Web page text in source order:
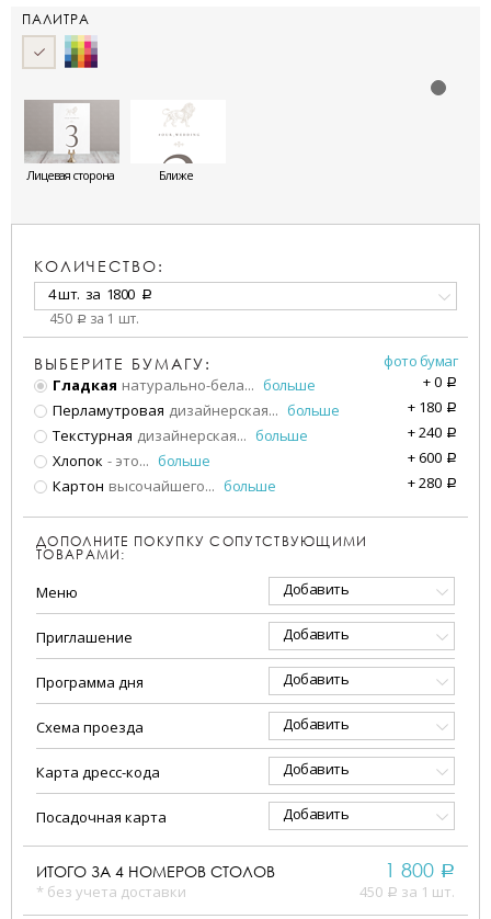
ПАЛИТРА
Лицевая сторона Ближе
КОЛИЧЕСТВО:
4 шт. за 1800 a
450 a за 1 шт.
ВЫБЕРИТЕ БУМАГУ:
фото бумаг
Гладкая натурально-бела... больше +0 a
Перламутровая дизайнерская... больше + 180 a
Текстурная дизайнерская... больше +240 a
Хлопок - это... больше +600 a
Картон высочайшего... больше +280 a
ДОПОЛНИТЕ ПОКУПКУ СОПУТСТВУЮЩИМИ
ТОВАРАМИ:
Меню Добавить
Приглашение Добавить
Программа дня Добавить
Схема проезда Добавить
Карта дресс-кода Добавить
Посадочная карта Добавить
ИТОГО ЗА 4 НОМЕРОВ СТОЛОВ
* без учета доставки
1 800 a
450 a за 1 шт.